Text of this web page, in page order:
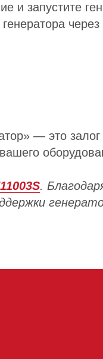
и запустите
— это залог
.